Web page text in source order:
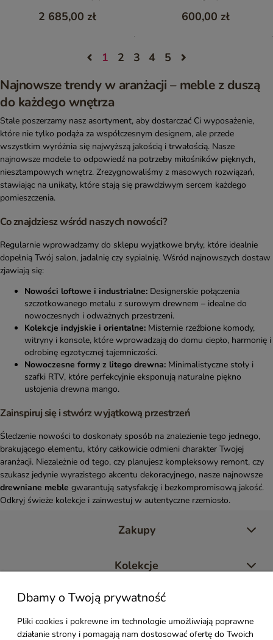
2 685,00 zł 600,00 zł
1 2 3 4 5
Najnowsze trendy w aranżacji – meble z duszą
do każdego wnętrza
Stale poszerzamy nasz asortyment, aby dostarczać Ci wyposażenie,
które nie tylko podąża za współczesnym designem, ale przede
wszystkim wyróżnia się najwyższą jakością i trwałością. Nasze
najnowsze modele to odpowiedź na potrzeby miłośników pięknych,
niesztampowych wnętrz. Zrezygnowaliśmy z masowych rozwiązań,
stawiając na unikaty, które stają się prawdziwym sercem każdego
pomieszczenia.
Co znajdziesz wśród naszych nowości?
Regularnie wprowadzamy do sklepu wyjątkowe bryły, które idealnie
dopełnią Twój salon, jadalnię czy sypialnię. Wśród najnowszych dostaw
zjawiają się:
Nowości loftowe i industrialne: Designerskie połączenia
szczotkowanego metalu z surowym drewnem – idealne do
nowoczesnych i odważnych przestrzeni.
Kolekcje indyjskie i orientalne: Misternie rzeźbione komody,
witryny i konsole, które wprowadzają do domu ciepło, harmonię i
odrobinę egzotycznej tajemniczości.
Nowoczesne formy z litego drewna: Minimalistyczne stoły i
szafki RTV, które perfekcyjnie eksponują naturalne piękno
usłojenia drewna mango.
Zainspiruj się i stwórz wyjątkową przestrzeń
Śledzenie nowości to doskonały sposób na znalezienie tego jednego,
brakującego elementu, który całkowicie odmieni charakter Twojej
aranżacji. Niezależnie od tego, czy planujesz kompleksowy remont, czy
szukasz jedynie wyrazistego akcentu dekoracyjnego, nasze najnowsze
drewniane meble gwarantują satysfakcję i bezkompromisową jakość.
Odkryj świeże kolekcje i zainwestuj w autentyczne rzemiosło.
Zakupy
Kolekcje
Moje konto
Pomoc
Dbamy o Twoją prywatność
Pliki cookies i pokrewne im technologie umożliwiają poprawne
działanie strony i pomagają nam dostosować ofertę do Twoich